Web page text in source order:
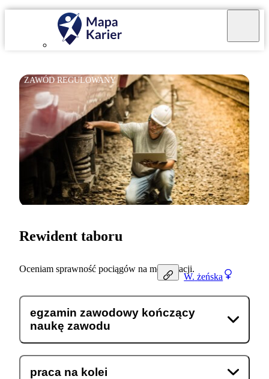
ZAWÓD REGULOWANY
W. żeńska
Rewident taboru
Oceniam sprawność pociągów na mojej stacji.
egzamin zawodowy kończący
naukę zawodu
praca na kolei